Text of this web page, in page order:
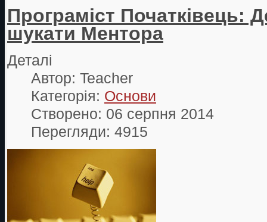
Програміст Початківець:
шукати Ментора
Деталі
Автор: Teacher
Категорія: Основи
Створено: 06 серпня 2014
Перегляди: 4915